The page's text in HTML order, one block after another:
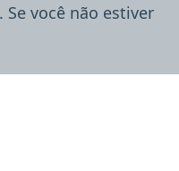
você não estiver